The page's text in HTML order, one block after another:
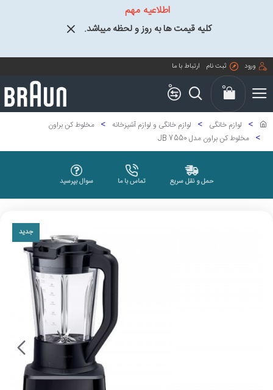
اطلاعیه مهم
کلیه قیمت ها به روز و لحظه میباشد.
ورود ثبت نام ارتباط با ما
0 0
لوازم خانگی لوازم خانگی و لوازم آشپزخانه
مخلوط کن براون
مخلوط کن براون مدل JB 7550
حمل و نقل سریع تماس با ما سوال بپرسید
جدید